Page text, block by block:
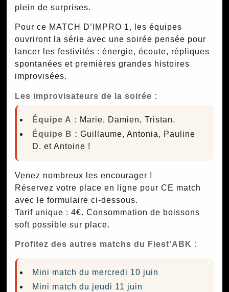
plein de surprises.
Pour ce MATCH D’IMPRO 1, les équipes
ouvriront la série avec une soirée pensée pour
lancer les festivités : énergie, écoute, répliques
spontanées et premières grandes histoires
improvisées.
Les improvisateurs de la soirée :
Équipe A : Marie, Damien, Tristan.
Équipe B : Guillaume, Antonia, Pauline
D. et Antoine !
Venez nombreux les encourager !
Réservez votre place en ligne pour CE match
avec le formulaire ci-dessous.
Tarif unique : 4€. Consommation de boissons
soft possible sur place.
Profitez des autres matchs du Fiest’ABK :
Mini match du mercredi 10 juin
Mini match du jeudi 11 juin